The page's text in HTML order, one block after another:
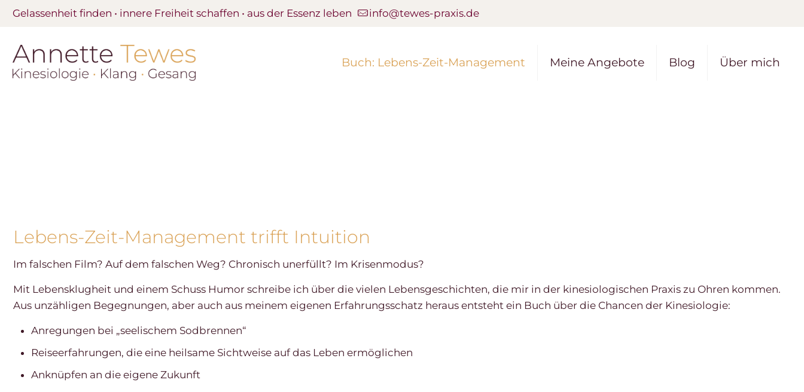
Gelassenheit finden • innere Freiheit schaffen • aus der Essenz leben info@tewes-praxis.de
Buch: Lebens-Zeit-Management Meine Angebote Blog Über mich
Lebens-Zeit-Management trifft Intuition
Im falschen Film? Auf dem falschen Weg? Chronisch unerfüllt? Im Krisenmodus?
Mit Lebensklugheit und einem Schuss Humor schreibe ich über die vielen Lebensgeschichten, die mir in der kinesiologischen Praxis zu Ohren kommen.
Aus unzähligen Begegnungen, aber auch aus meinem eigenen Erfahrungsschatz heraus entsteht ein Buch über die Chancen der Kinesiologie:
Anregungen bei „seelischem Sodbrennen“
Reiseerfahrungen, die eine heilsame Sichtweise auf das Leben ermöglichen
Anknüpfen an die eigene Zukunft